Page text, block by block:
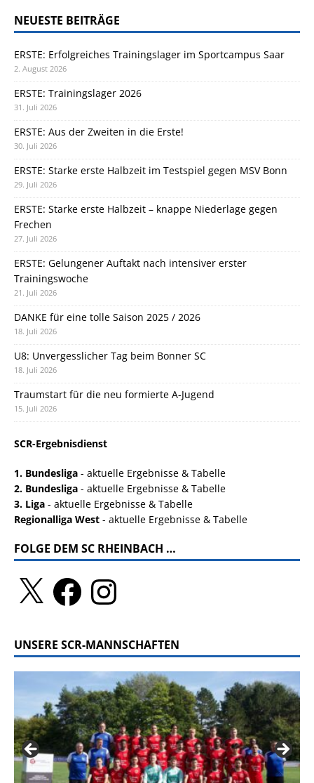
NEUESTE BEITRÄGE
ERSTE: Erfolgreiches Trainingslager im Sportcampus Saar
2. August 2026
ERSTE: Trainingslager 2026
31. Juli 2026
ERSTE: Aus der Zweiten in die Erste!
30. Juli 2026
ERSTE: Starke erste Halbzeit im Testspiel gegen MSV Bonn
29. Juli 2026
ERSTE: Starke erste Halbzeit – knappe Niederlage gegen
Frechen
27. Juli 2026
ERSTE: Gelungener Auftakt nach intensiver erster
Trainingswoche
21. Juli 2026
DANKE für eine tolle Saison 2025 / 2026
18. Juli 2026
U8: Unvergesslicher Tag beim Bonner SC
18. Juli 2026
Traumstart für die neu formierte A-Jugend
15. Juli 2026
SCR-Ergebnisdienst
1. Bundesliga - aktuelle Ergebnisse & Tabelle
2. Bundesliga - aktuelle Ergebnisse & Tabelle
3. Liga - aktuelle Ergebnisse & Tabelle
Regionalliga West - aktuelle Ergebnisse & Tabelle
FOLGE DEM SC RHEINBACH …
UNSERE SCR-MANNSCHAFTEN